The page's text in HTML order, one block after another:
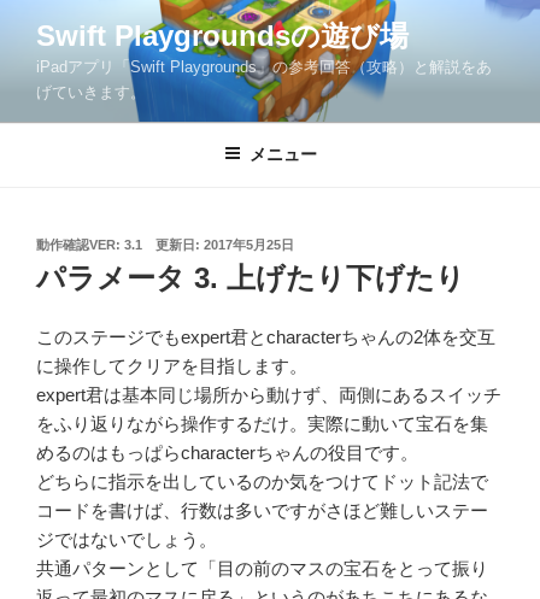
ツ
Swift Playgroundsの遊び場
iPadアプリ「Swift Playgrounds」の参考回答（攻略）と解説をあ
げていきます。
メニュー
動作確認VER: 3.1 更新日: 投
稿
日:
2017年5月25日
パラメータ 3. 上げたり下げたり
このステージでもexpert君とcharacterちゃんの2体を交互
に操作してクリアを目指します。
expert君は基本同じ場所から動けず、両側にあるスイッチ
をふり返りながら操作するだけ。実際に動いて宝石を集
めるのはもっぱらcharacterちゃんの役目です。
どちらに指示を出しているのか気をつけてドット記法で
コードを書けば、行数は多いですがさほど難しいステー
ジではないでしょう。
共通パターンとして「目の前のマスの宝石をとって振り